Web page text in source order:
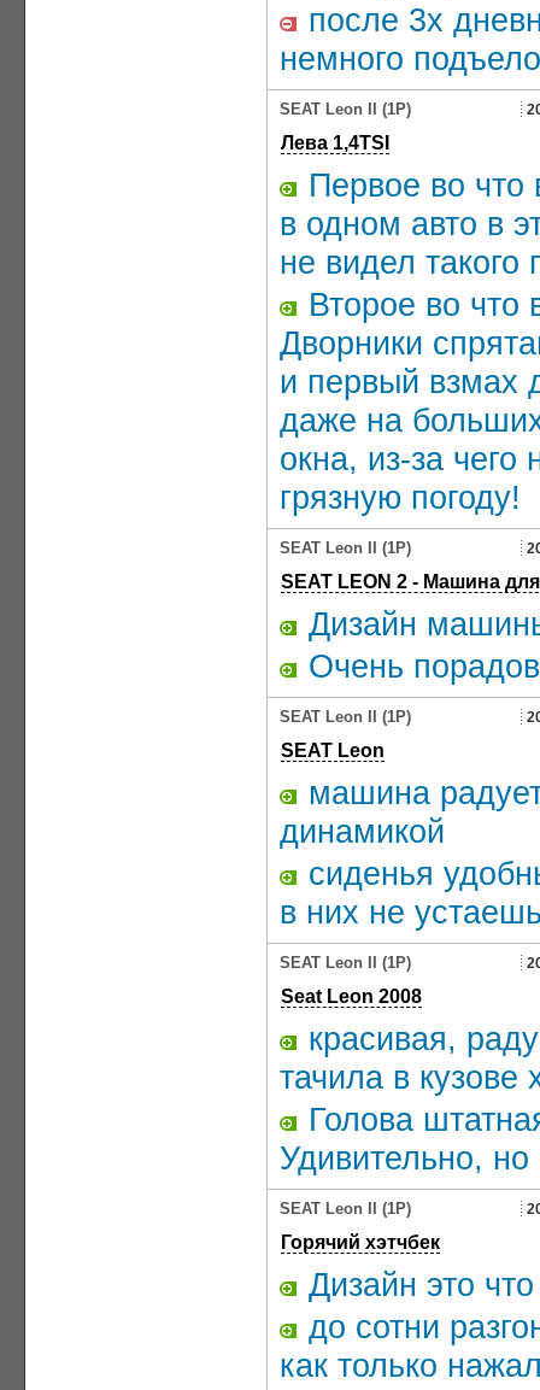
после 3х
немного
SEAT Leon II (1P)
Лева 1,4TSI
Первое во
в одном авто в
не видел такого
Второе во что
Дворники
и первый взмах
даже на
окна, из-за чего
грязную погоду!
SEAT Leon II (1P)
SEAT LEON 2 - Машина
Дизайн
Очень
SEAT Leon II (1P)
SEAT Leon
машина
динамикой
сиденья
в них не
SEAT Leon II (1P)
Seat Leon 2008
красивая,
тачила в кузове
Голова
Удивительно, но
SEAT Leon II (1P)
Горячий хэтчбек
Дизайн это
до сотни
как только